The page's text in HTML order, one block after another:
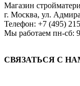
Магазин
г. Москва, ул.
Телефон: +7 (495)
Мы работаем пн-сб:
СВЯЗАТЬСЯ С